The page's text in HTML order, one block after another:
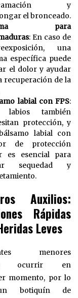
y
el bronceado.
para
: En caso de
una
específica puede
el dolor y ayudar
recuperación de la
labial con FPS:
labios también
protección, y
labial con
de protección
es esencial para
sequedad y
Auxilios:
Rápidas
Leves
menores
ocurrir en
momento, por lo
botiquín de